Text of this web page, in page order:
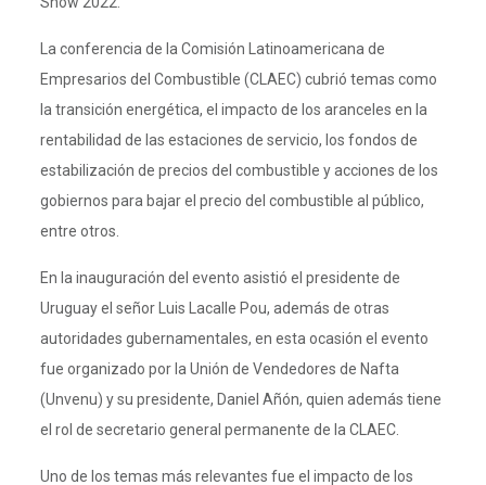
La conferencia de la Comisión Latinoamericana de
Empresarios del Combustible (CLAEC) cubrió temas como
la transición energética, el impacto de los aranceles en la
rentabilidad de las estaciones de servicio, los fondos de
estabilización de precios del combustible y acciones de los
gobiernos para bajar el precio del combustible al público,
entre otros.
En la inauguración del evento asistió el presidente de
Uruguay el señor Luis Lacalle Pou, además de otras
autoridades gubernamentales, en esta ocasión el evento
fue organizado por la Unión de Vendedores de Nafta
(Unvenu) y su presidente, Daniel Añón, quien además tiene
el rol de secretario general permanente de la CLAEC.
Uno de los temas más relevantes fue el impacto de los